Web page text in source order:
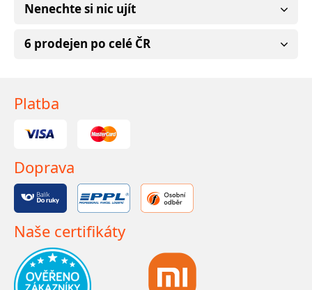
Nenechte si nic ujít
6 prodejen po celé ČR
Platba
Doprava
Naše certifikáty